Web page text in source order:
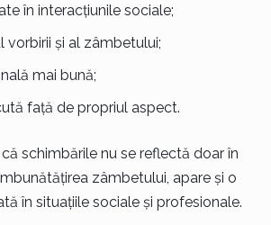
în interacțiunile sociale;
și al zâmbetului;
mai bună;
față de propriul aspect.
schimbările nu se reflectă doar în
zâmbetului, apare și o
în situațiile sociale și profesionale.